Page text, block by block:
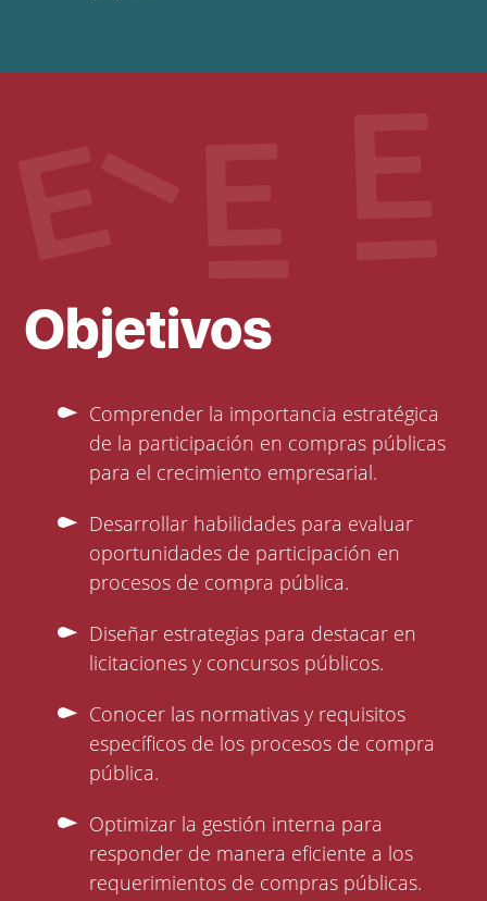
Objetivos
Comprender la importancia estratégica
de la participación en compras públicas
para el crecimiento empresarial.
Desarrollar habilidades para evaluar
oportunidades de participación en
procesos de compra pública.
Diseñar estrategias para destacar en
licitaciones y concursos públicos.
Conocer las normativas y requisitos
específicos de los procesos de compra
pública.
Optimizar la gestión interna para
responder de manera eficiente a los
requerimientos de compras públicas.